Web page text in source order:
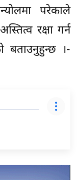
परेकाले
रक्षा गर्न
बताउनुहुन्छ ।-